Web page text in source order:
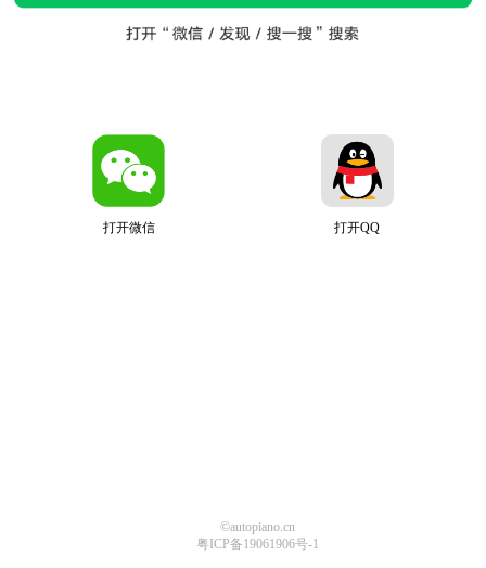
打开微信 打开QQ
©autopiano.cn
粤ICP备19061906号-1